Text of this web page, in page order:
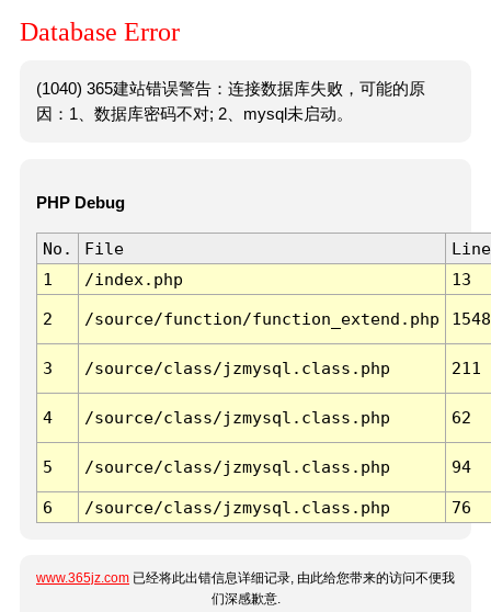
Database Error
(1040) 365建站错误警告：连接数据库失败，可能的原
因：1、数据库密码不对; 2、mysql未启动。
PHP Debug
No. File
Line
1
/index.php 13
2 /source/function/function_extend.php 1548
3 /source/class/jzmysql.class.php 211
4 /source/class/jzmysql.class.php 62
5 /source/class/jzmysql.class.php 94
6 /source/class/jzmysql.class.php 76
www.365jz.com 已经将此出错信息详细记录, 由此给您带来的访问不便我
们深感歉意.